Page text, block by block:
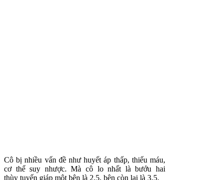
Cô bị nhiều vấn đề như huyết áp thấp, thiếu máu,
cơ thể suy nhược. Mà cô lo nhất là bướu hai
thùy tuyến giáp một bên là 2.5, bên còn lại là 3.5.